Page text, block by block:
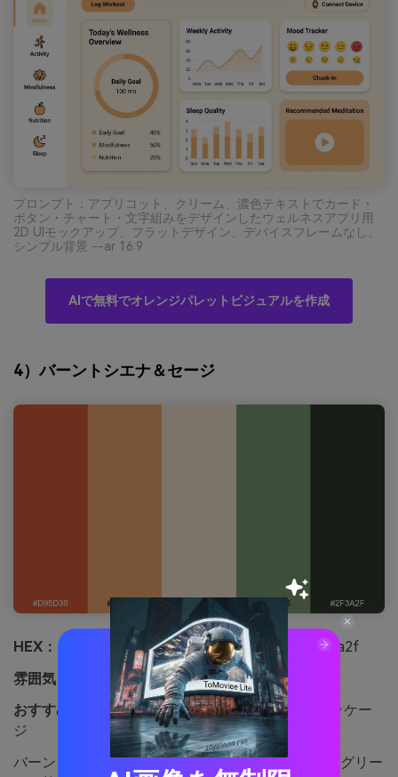
プロンプト：アプリコット、クリーム、濃色テキストでカード・
ボタン・チャート・文字組みをデザインしたウェルネスアプリ用
2D UIモックアップ、フラットデザイン、デバイスフレームなし、
シンプル背景 --ar 16:9
AIで無料でオレンジパレットビジュアルを作成
4）バーントシエナ＆セージ
HEX： #d95d39 #f0a86e #f7e7d2 #7a9b76 #2f3a2f
雰囲気：
落ち着き、職人風、アウトドア感
おすすめ用途：クラフトブランディングやエコパッケー
ジ
バーントシエナは窯で焼いた陶器の土感を、セージグリー